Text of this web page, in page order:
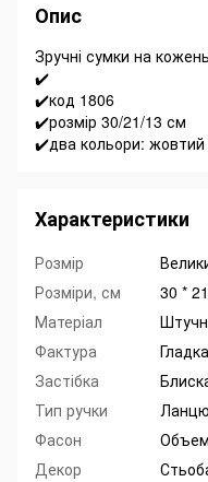
Опис
Зручні сумки на
✔️
✔️код 1806
✔️розмір 30/21/13 см
✔️два кольори:
Характеристики
Розмір
Розміри, см
30 *
Матеріал
Фактура
Гладка
Застібка
Тип ручки
Фасон
Декор